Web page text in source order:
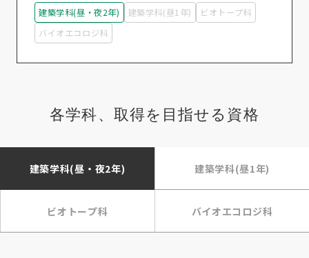
建築学科(昼・夜2年) 建築学科(昼1年)
ビオトープ科
バイオエコロジ科
各学科、取得を目指せる資格
建築学科(昼・夜2年) 建築学科(昼1年)
ビオトープ科 バイオエコロジ科